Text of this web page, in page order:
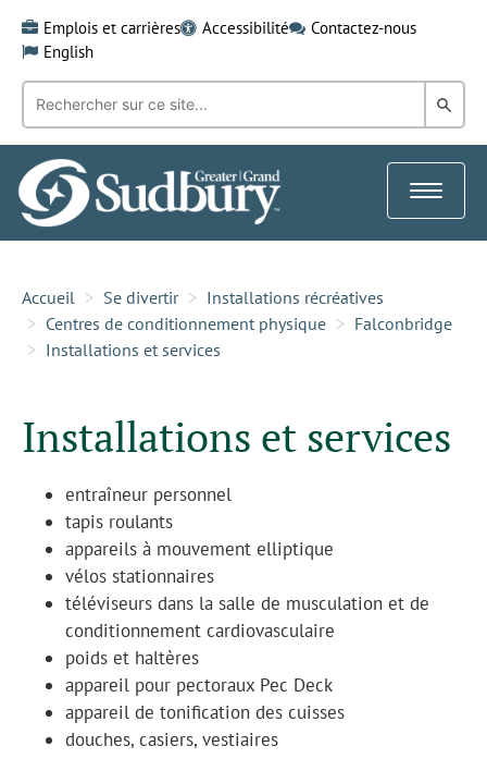
content
Emplois et carrières Accessibilité
Contactez-nous
English
Recherche
mot-
clé:
dans
Toggle
Accueil Se divertir
Installations récréatives
Centres de conditionnement physique
Falconbridge
Installations et services
Installations et services
entraîneur personnel
tapis roulants
appareils à mouvement elliptique
vélos stationnaires
téléviseurs dans la salle de musculation et de
conditionnement cardiovasculaire
poids et haltères
appareil pour pectoraux Pec Deck
appareil de tonification des cuisses
douches, casiers, vestiaires